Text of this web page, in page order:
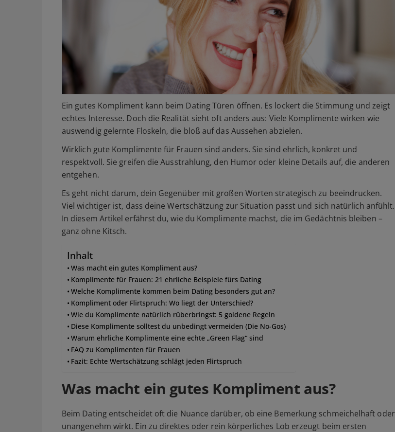
Ein gutes Kompliment kann beim Dating Türen öffnen. Es lockert die Stimmung und zeigt
echtes Interesse. Doch die Realität sieht oft anders aus: Viele Komplimente wirken wie
auswendig gelernte Floskeln, die bloß auf das Aussehen abzielen.
Wirklich gute Komplimente für Frauen sind anders. Sie sind ehrlich, konkret und
respektvoll. Sie greifen die Ausstrahlung, den Humor oder kleine Details auf, die anderen
entgehen.
Es geht nicht darum, dein Gegenüber mit großen Worten strategisch zu beeindrucken.
Viel wichtiger ist, dass deine Wertschätzung zur Situation passt und sich natürlich anfühlt.
In diesem Artikel erfährst du, wie du Komplimente machst, die im Gedächtnis bleiben –
ganz ohne Kitsch.
Inhalt
Was macht ein gutes Kompliment aus?
Komplimente für Frauen: 21 ehrliche Beispiele fürs Dating
Welche Komplimente kommen beim Dating besonders gut an?
Kompliment oder Flirtspruch: Wo liegt der Unterschied?
Wie du Komplimente natürlich rüberbringst: 5 goldene Regeln
Diese Komplimente solltest du unbedingt vermeiden (Die No-Gos)
Warum ehrliche Komplimente eine echte „Green Flag“ sind
FAQ zu Komplimenten für Frauen
Fazit: Echte Wertschätzung schlägt jeden Flirtspruch
Was macht ein gutes Kompliment aus?
Beim Dating entscheidet oft die Nuance darüber, ob eine Bemerkung schmeichelhaft oder
unangenehm wirkt. Ein zu direktes oder rein körperliches Lob erzeugt beim ersten